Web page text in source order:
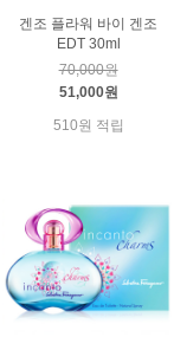
겐조 플라워 바이 겐조
EDT 30ml
70,000원
51,000원
510원 적립